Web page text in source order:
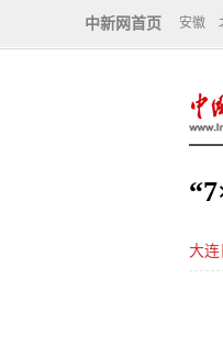
中新网首页 安徽
大连
张